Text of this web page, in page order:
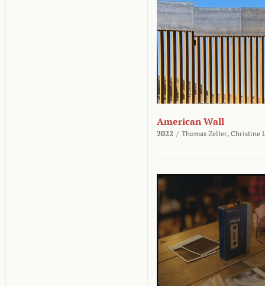
American Wall
2022 / Thomas Zeller, Christine